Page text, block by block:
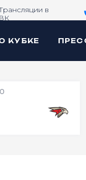
в
КУБКЕ